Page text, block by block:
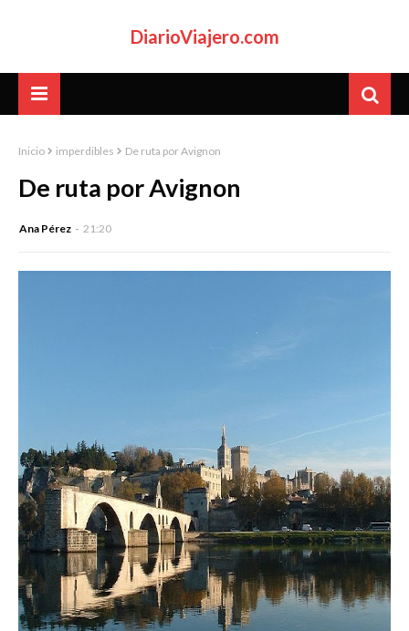
DiarioViajero.com
Inicio imperdibles De ruta por Avignon
De ruta por Avignon
Ana Pérez 21:20